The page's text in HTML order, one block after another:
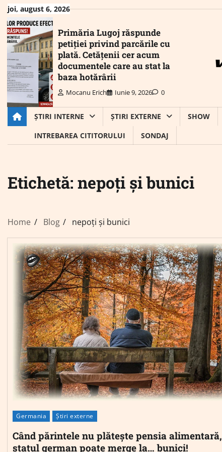
Skip
content
joi, august 6, 2026
Primăria Lugoj răspunde
petiției privind parcările cu
plată. Cetățenii cer acum
documentele care au stat la
baza hotărârii
Mocanu Erich Iunie 9, 2026 0
ȘTIRI INTERNE ȘTIRI EXTERNE SHOW
INTREBAREA CITITORULUI
SONDAJ
Etichetă: nepoți și bunici
Home Blog nepoți și bunici
Germania Știri externe
Când părintele nu plătește pensia alimentară,
statul german poate merge la… bunici!